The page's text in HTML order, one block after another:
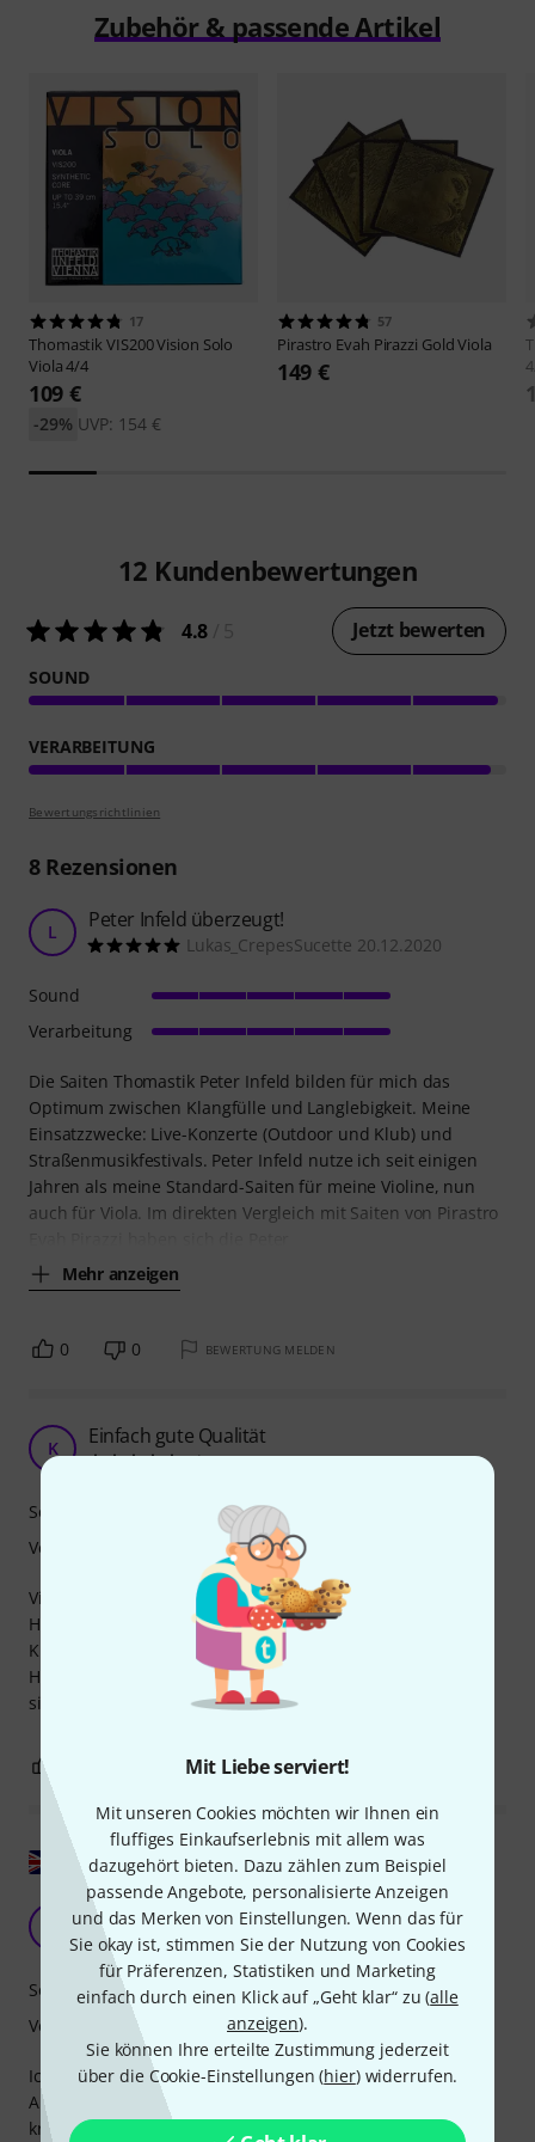
Mit Liebe serviert!
Mit unseren Cookies möchten wir Ihnen ein
fluffiges Einkaufserlebnis mit allem was
dazugehört bieten. Dazu zählen zum Beispiel
passende Angebote, personalisierte Anzeigen
und das Merken von Einstellungen. Wenn das für
Sie okay ist, stimmen Sie der Nutzung von Cookies
für Präferenzen, Statistiken und Marketing
einfach durch einen Klick auf „Geht klar“ zu (alle
anzeigen).
Sie können Ihre erteilte Zustimmung jederzeit
über die Cookie-Einstellungen (hier) widerrufen.
Zubehör & passende Artikel
17
ThomastikVIS200 Vision Solo
Viola 4/4
109 €
UVP: 154 €
-29%
57
Pirastro Evah Pirazzi Gold Viola
149 €
12 Kundenbewertungen
4.8 Jetzt bewerten
SOUND
VERARBEITUNG
Bewertungsrichtlinien
8Rezensionen
L Peter Infeld überzeugt!
Lukas_CrepesSucette 20.12.2020
Die Saiten Thomastik Peter Infeld bilden für mich das
Optimum zwischen Klangfülle und Langlebigkeit. Meine
Einsatzzwecke: Live-Konzerte (Outdoor und Klub) und
Straßenmusikfestivals. Peter Infeld nutze ich seit einigen
Jahren als meine Standard-Saiten für meine Violine, nun
auch für Viola. Im direkten Vergleich mit Saiten von Pirastro
Mehr anzeigen
Sound
Verarbeitung
0 0 BEWERTUNG MELDEN
K Einfach gute Qualität
Klanggourmet 13.09.2023
Vielleicht reißen einen diese Saiten erstmal nicht vom
Hocker. Aber sie beweisen Tag für Tag ihre Qualitäten - im
Klang, ihrer Modulationsfähigkeit und nicht zuletzt ihrer
Haltbarkeit. Ich spiele sie auf mehreren Instrumenten und
sie überzeugen mich immer wieder.
Sound
Verarbeitung
BEWERTUNG MELDEN
Original zeigen
Mein bisheriger Lieblingsstring!
pinn 16.06.2020
Ich habe viele Saiten ausprobiert und diese sind mit
Abstand meine Favoriten! Sie erzeugen einen sehr
kraftvollen, aber gleichzeitig warmen Klang für die
Sound
Verarbeitung